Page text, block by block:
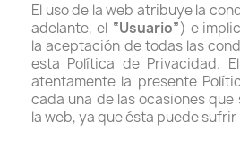
El uso de la web atribuye la
adelante, el “Usuario”) e
la aceptación de todas las
esta Política de Privacidad.
atentamente la presente
cada una de las ocasiones
la web, ya que ésta puede